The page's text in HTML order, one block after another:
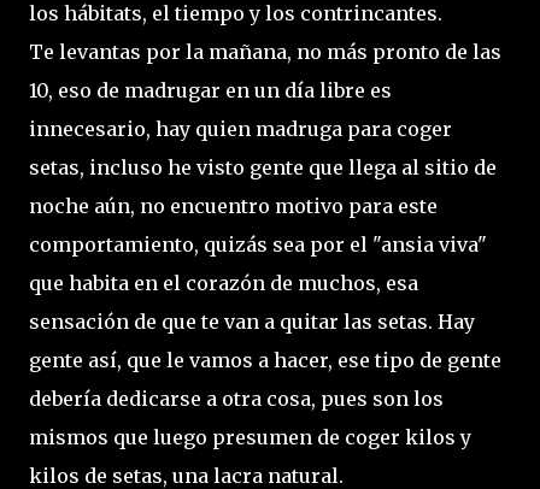
los hábitats, el tiempo y los contrincantes.
Te levantas por la mañana, no más pronto de las
10, eso de madrugar en un día libre es
innecesario, hay quien madruga para coger
setas, incluso he visto gente que llega al sitio de
noche aún, no encuentro motivo para este
comportamiento, quizás sea por el "ansia viva"
que habita en el corazón de muchos, esa
sensación de que te van a quitar las setas. Hay
gente así, que le vamos a hacer, ese tipo de gente
debería dedicarse a otra cosa, pues son los
mismos que luego presumen de coger kilos y
kilos de setas, una lacra natural.